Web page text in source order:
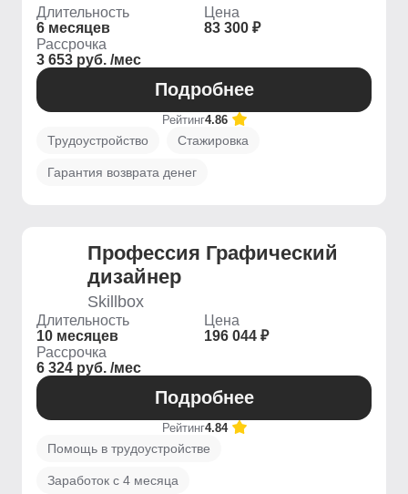
Длительность
6 месяцев
Цена
83 300 ₽
Рассрочка
3 653 руб. /мес
Подробнее
Рейтинг4.86
Трудоустройство Стажировка
Гарантия возврата денег
Профессия Графический
дизайнер
Skillbox
Длительность
10 месяцев
Цена
196 044 ₽
Рассрочка
6 324 руб. /мес
Подробнее
Рейтинг4.84
Помощь в трудоустройстве
Заработок с 4 месяца